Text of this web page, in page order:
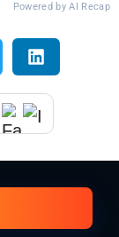
Powered by AI Recap